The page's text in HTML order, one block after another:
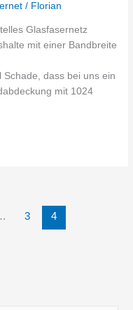
/ Florian
Glasfasernetz
mit einer Bandbreite
Schade, dass bei uns ein
mit 1024
3 4